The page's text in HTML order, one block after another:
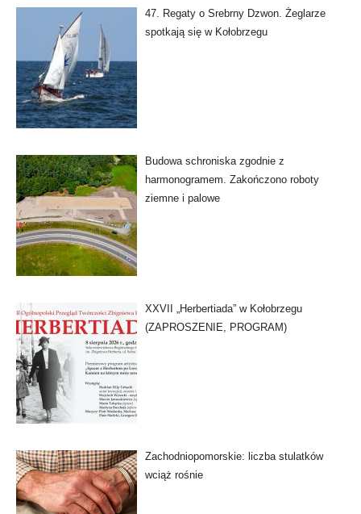
47. Regaty o Srebrny Dzwon. Żeglarze
spotkają się w Kołobrzegu
Budowa schroniska zgodnie z
harmonogramem. Zakończono roboty
ziemne i palowe
XXVII „Herbertiada” w Kołobrzegu
(ZAPROSZENIE, PROGRAM)
Zachodniopomorskie: liczba stulatków
wciąż rośnie